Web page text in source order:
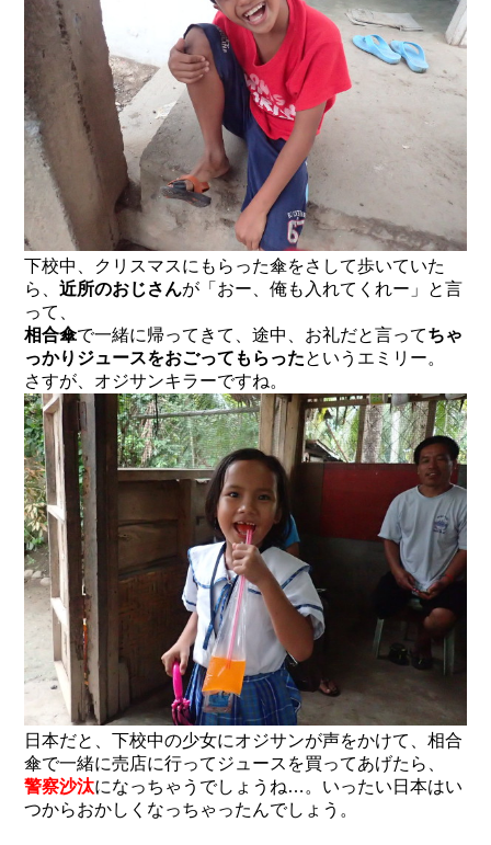
下校中、クリスマスにもらった傘をさして歩いていた
ら、近所のおじさんが「おー、俺も入れてくれー」と言
って、
相合傘で一緒に帰ってきて、途中、お礼だと言ってちゃ
っかりジュースをおごってもらったというエミリー。
さすが、オジサンキラーですね。
日本だと、下校中の少女にオジサンが声をかけて、相合
傘で一緒に売店に行ってジュースを買ってあげたら、
警察沙汰になっちゃうでしょうね…。いったい日本はい
つからおかしくなっちゃったんでしょう。